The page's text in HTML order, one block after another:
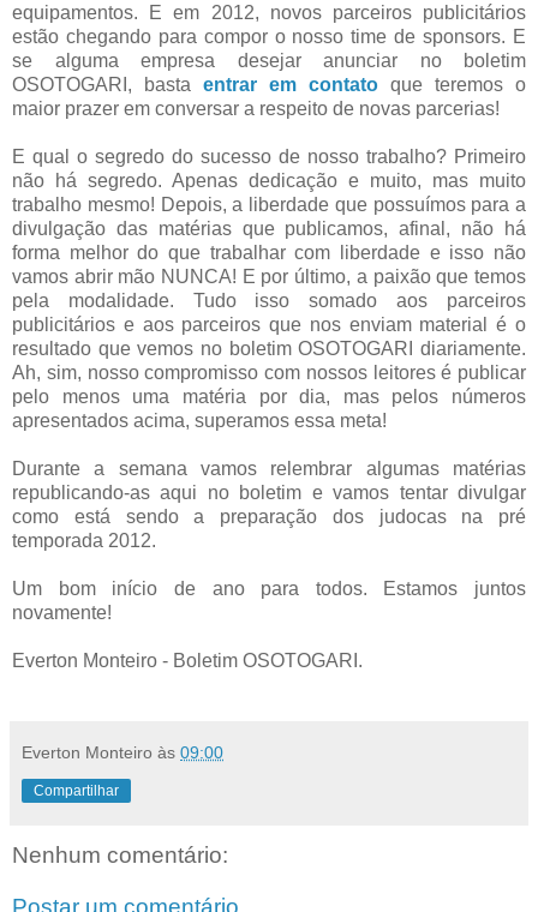
equipamentos. E em 2012, novos parceiros publicitários
estão chegando para compor o nosso time de sponsors. E
se alguma empresa desejar anunciar no boletim
OSOTOGARI, basta entrar em contato que teremos o
maior prazer em conversar a respeito de novas parcerias!
E qual o segredo do sucesso de nosso trabalho? Primeiro
não há segredo. Apenas dedicação e muito, mas muito
trabalho mesmo! Depois, a liberdade que possuímos para a
divulgação das matérias que publicamos, afinal, não há
forma melhor do que trabalhar com liberdade e isso não
vamos abrir mão NUNCA! E por último, a paixão que temos
pela modalidade. Tudo isso somado aos parceiros
publicitários e aos parceiros que nos enviam material é o
resultado que vemos no boletim OSOTOGARI diariamente.
Ah, sim, nosso compromisso com nossos leitores é publicar
pelo menos uma matéria por dia, mas pelos números
apresentados acima, superamos essa meta!
Durante a semana vamos relembrar algumas matérias
republicando-as aqui no boletim e vamos tentar divulgar
como está sendo a preparação dos judocas na pré
temporada 2012.
Um bom início de ano para todos. Estamos juntos
novamente!
Everton Monteiro - Boletim OSOTOGARI.
Everton Monteiro às 09:00
Compartilhar
Nenhum comentário:
Postar um comentário